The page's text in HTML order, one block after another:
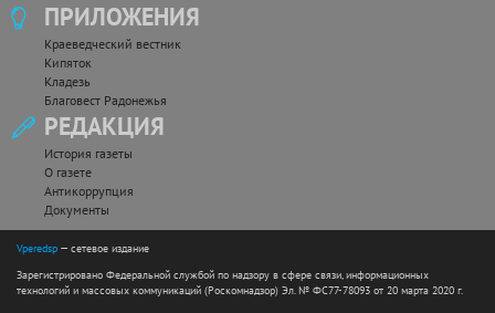
ПРИЛОЖЕНИЯ
Краеведческий вестник
Кипяток
Кладезь
Благовест Радонежья
РЕДАКЦИЯ
История газеты
О газете
Антикоррупция
Документы
Vperedsp — сетевое издание
Зарегистрировано Федеральной службой по надзору в сфере связи, информационных
технологий и массовых коммуникаций (Роскомнадзор) Эл. № ФС77-78093 от 20 марта 2020 г.